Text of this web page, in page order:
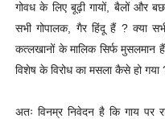
गोवध के लिए बूढ़ी गायों, बैलों और
सभी गोपालक, गैर हिंदू हैं ? क्या
कत्लखानों के मालिक सिर्फ मुसलमान
विशेष के विरोध का मसला कैसे हो गया
अतः विनम्र निवेदन है कि गाय पर